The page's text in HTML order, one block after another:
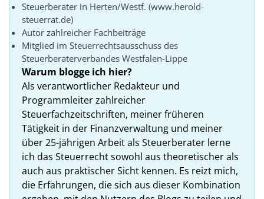
Steuerberater in Herten/Westf. (www.herold-
steuerrat.de)
Autor zahlreicher Fachbeiträge
Mitglied im Steuerrechtsausschuss des
Steuerberaterverbandes Westfalen-Lippe
Warum blogge ich hier?
Als verantwortlicher Redakteur und
Programmleiter zahlreicher
Steuerfachzeitschriften, meiner früheren
Tätigkeit in der Finanzverwaltung und meiner
über 25-jährigen Arbeit als Steuerberater lerne
ich das Steuerrecht sowohl aus theoretischer als
auch aus praktischer Sicht kennen. Es reizt mich,
die Erfahrungen, die sich aus dieser Kombination